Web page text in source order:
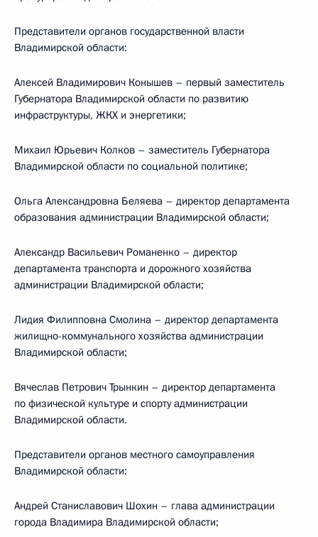
Представители органов государственной власти
Владимирской области:
Алексей Владимирович Конышев – первый заместитель
Губернатора Владимирской области по развитию
инфраструктуры, ЖКХ и энергетики;
Михаил Юрьевич Колков – заместитель Губернатора
Владимирской области по социальной политике;
Ольга Александровна Беляева – директор департамента
образования администрации Владимирской области;
Александр Васильевич Романенко – директор
департамента транспорта и дорожного хозяйства
администрации Владимирской области;
Лидия Филипповна Смолина – директор департамента
жилищно-коммунального хозяйства администрации
Владимирской области;
Вячеслав Петрович Трынкин – директор департамента
по физической культуре и спорту администрации
Владимирской области.
Представители органов местного самоуправления
Владимирской области:
Андрей Станиславович Шохин – глава администрации
города Владимира Владимирской области;